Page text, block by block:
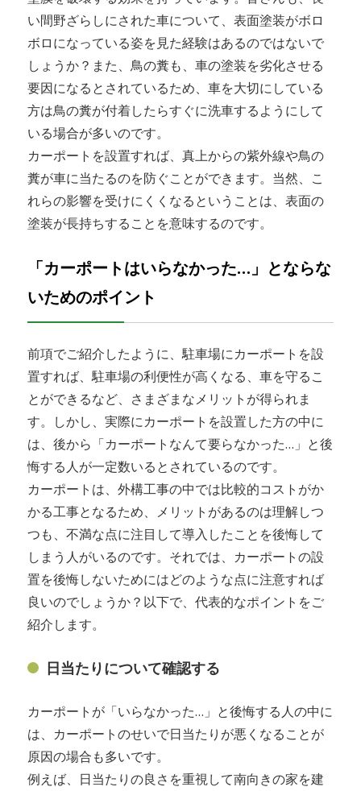
い間野ざらしにされた車について、表面塗装がボロ
ボロになっている姿を見た経験はあるのではないで
しょうか？また、鳥の糞も、車の塗装を劣化させる
要因になるとされているため、車を大切にしている
方は鳥の糞が付着したらすぐに洗車するようにして
いる場合が多いのです。
カーポートを設置すれば、真上からの紫外線や鳥の
糞が車に当たるのを防ぐことができます。当然、こ
れらの影響を受けにくくなるということは、表面の
塗装が長持ちすることを意味するのです。
「カーポートはいらなかった…」とならな
いためのポイント
前項でご紹介したように、駐車場にカーポートを設
置すれば、駐車場の利便性が高くなる、車を守るこ
とができるなど、さまざまなメリットが得られま
す。しかし、実際にカーポートを設置した方の中に
は、後から「カーポートなんて要らなかった…」と後
悔する人が一定数いるとされているのです。
カーポートは、外構工事の中では比較的コストがか
かる工事となるため、メリットがあるのは理解しつ
つも、不満な点に注目して導入したことを後悔して
しまう人がいるのです。それでは、カーポートの設
置を後悔しないためにはどのような点に注意すれば
良いのでしょうか？以下で、代表的なポイントをご
紹介します。
日当たりについて確認する
カーポートが「いらなかった…」と後悔する人の中に
は、カーポートのせいで日当たりが悪くなることが
原因の場合も多いです。
例えば、日当たりの良さを重視して南向きの家を建